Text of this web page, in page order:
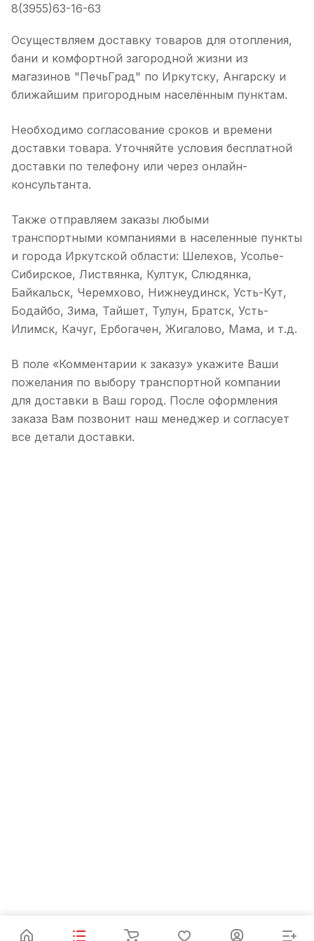
8(3955)63-16-63
Осуществляем доставку товаров для отопления,
бани и комфортной загородной жизни из
магазинов "ПечьГрад" по Иркутску, Ангарску и
ближайшим пригородным населённым пунктам.
Необходимо согласование сроков и времени
доставки товара. Уточняйте условия бесплатной
доставки по телефону или через онлайн-
консультанта.
Также отправляем заказы любыми
транспортными компаниями в населенные пункты
и города Иркутской области: Шелехов, Усолье-
Сибирское, Листвянка, Култук, Слюдянка,
Байкальск, Черемхово, Нижнеудинск, Усть-Кут,
Бодайбо, Зима, Тайшет, Тулун, Братск, Усть-
Илимск, Качуг, Ербогачен, Жигалово, Мама, и т.д.
В поле «Комментарии к заказу» укажите Ваши
пожелания по выбору транспортной компании
для доставки в Ваш город. После оформления
заказа Вам позвонит наш менеджер и согласует
все детали доставки.